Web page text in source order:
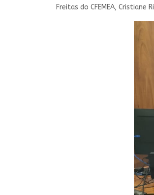
Freitas do CFEMEA, Cristiane